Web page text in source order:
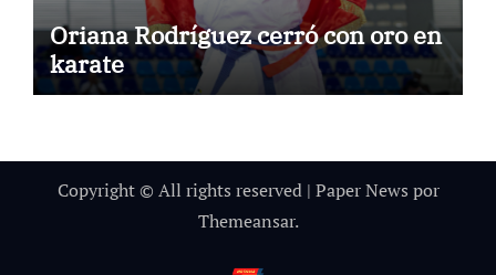
Oriana Rodríguez cerró con oro en
karate
Copyright © All rights reserved | Paper News por
Themeansar.